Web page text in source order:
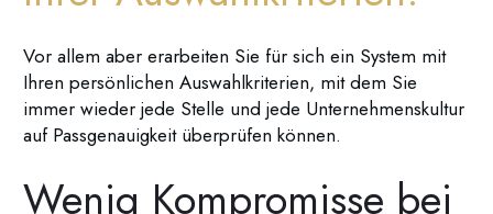
Vor allem aber erarbeiten Sie für sich ein System mit
Ihren persönlichen Auswahlkriterien, mit dem Sie
immer wieder jede Stelle und jede Unternehmenskultur
auf Passgenauigkeit überprüfen können.
Wenig Kompromisse bei